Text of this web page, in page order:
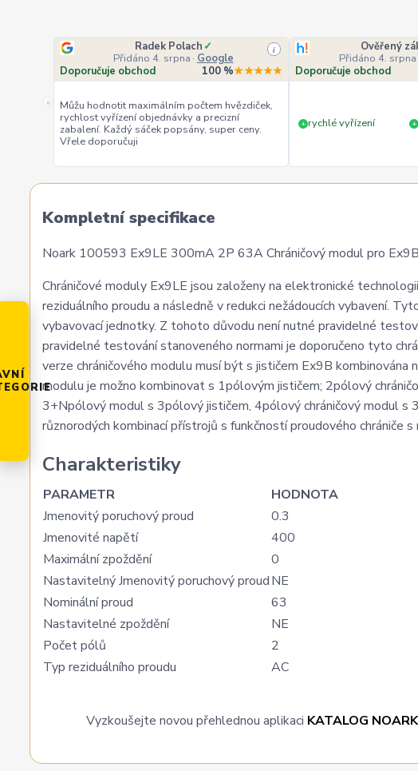
«
Radek Polach ✓
Přidáno 4. srpna · Google
i
Doporučuje obchod 100 %★★★★★
Můžu hodnotit maximálním počtem hvězdiček,
rychlost vyřízení objednávky a precizní
zabalení. Každý sáček popsány, super ceny.
Vřele doporučuji
Ověřený
Přidáno 4. srpna
Doporučuje obchod
+ rychlé vyřízení +
Kompletní specifikace
Noark 100593 Ex9LE 300mA 2P 63A Chráničový modul pro
Chráničové moduly Ex9LE jsou založeny na elektronické
reziduálního proudu a následně v redukci nežádoucích vybavení.
vybavovací jednotky. Z tohoto důvodu není nutné pravidelné
pravidelné testování stanoveného normami je doporučeno tyto
verze chráničového modulu musí být s jističem Ex9B
modulu je možno kombinovat s 1pólovým jističem; 2pólový
3+Npólový modul s 3pólový jističem, 4pólový chráničový modul
různorodých kombinací přístrojů s funkčností proudového chrániče s
Charakteristiky
PARAMETR
HODNOTA
Jmenovitý poruchový proud
0.3
Jmenovité napětí
400
Maximální zpoždění
0
Nastavitelný Jmenovitý poruchový proudNE
Nominální proud
63
Nastavitelné zpoždění
NE
Počet pólů
2
Typ reziduálního proudu
AC
Vyzkoušejte novou přehlednou aplikaci KATALOG NOARK